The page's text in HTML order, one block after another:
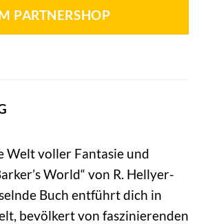
PARTNERSHOP
Welt voller Fantasie und
World“ von R. Hellyer-
Buch entführt dich in
bevölkert von faszinierenden